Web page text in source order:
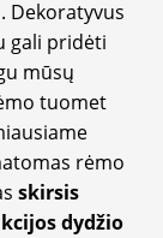
Dekoratyvus
gali pridėti
mūsų
tuomet
rėmo
skirsis
dydžio